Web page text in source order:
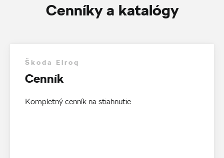
Cenníky a katalógy
Škoda Elroq
Cenník
Kompletný cenník na stiahnutie